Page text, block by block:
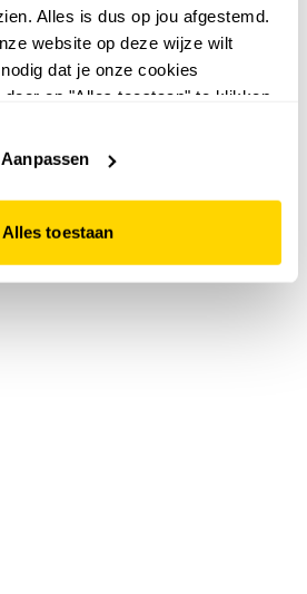
Alles is dus op jou afgestemd.
website op deze wijze wilt
dat je onze cookies
op "Alles toestaan" te klikken.
Aanpassen
Alles toestaan